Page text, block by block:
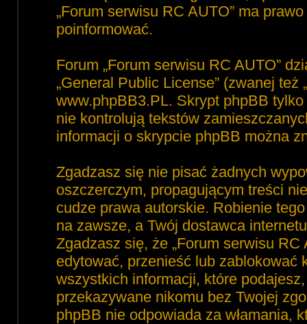
„Forum serwisu RC AUTO” ma
poinformować.
Forum „Forum serwisu RC AUTO”
„General Public License” (zwanej też
www.phpBB3.PL. Skrypt phpBB
nie kontrolują tekstów
informacji o skrypcie phpBB można
Zgadzasz się nie pisać żadnych
oszczerczym, propagującym treści
cudze prawa autorskie. Robienie
na zawsze, a Twój dostawca
Zgadzasz się, że „Forum serwisu
edytować, przenieść lub zablokować
wszystkich informacji, które
przekazywane nikomu bez Twojej
phpBB nie odpowiada za włamania,